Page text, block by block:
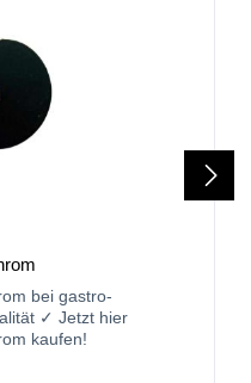
bei gastro-
✓ Jetzt hier
kaufen!